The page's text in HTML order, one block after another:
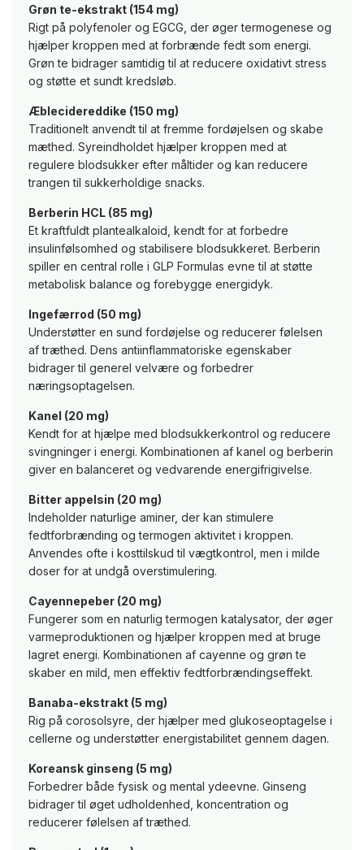
Grøn te-ekstrakt (154 mg)
Rigt på polyfenoler og EGCG, der øger termogenese og
hjælper kroppen med at forbrænde fedt som energi.
Grøn te bidrager samtidig til at reducere oxidativt stress
og støtte et sundt kredsløb.
Æblecidereddike (150 mg)
Traditionelt anvendt til at fremme fordøjelsen og skabe
mæthed. Syreindholdet hjælper kroppen med at
regulere blodsukker efter måltider og kan reducere
trangen til sukkerholdige snacks.
Berberin HCL (85 mg)
Et kraftfuldt plantealkaloid, kendt for at forbedre
insulinfølsomhed og stabilisere blodsukkeret. Berberin
spiller en central rolle i GLP Formulas evne til at støtte
metabolisk balance og forebygge energidyk.
Ingefærrod (50 mg)
Understøtter en sund fordøjelse og reducerer følelsen
af træthed. Dens antiinflammatoriske egenskaber
bidrager til generel velvære og forbedrer
næringsoptagelsen.
Kanel (20 mg)
Kendt for at hjælpe med blodsukkerkontrol og reducere
svingninger i energi. Kombinationen af kanel og berberin
giver en balanceret og vedvarende energifrigivelse.
Bitter appelsin (20 mg)
Indeholder naturlige aminer, der kan stimulere
fedtforbrænding og termogen aktivitet i kroppen.
Anvendes ofte i kosttilskud til vægtkontrol, men i milde
doser for at undgå overstimulering.
Cayennepeber (20 mg)
Fungerer som en naturlig termogen katalysator, der øger
varmeproduktionen og hjælper kroppen med at bruge
lagret energi. Kombinationen af cayenne og grøn te
skaber en mild, men effektiv fedtforbrændingseffekt.
Banaba-ekstrakt (5 mg)
Rig på corosolsyre, der hjælper med glukoseoptagelse i
cellerne og understøtter energistabilitet gennem dagen.
Koreansk ginseng (5 mg)
Forbedrer både fysisk og mental ydeevne. Ginseng
bidrager til øget udholdenhed, koncentration og
reducerer følelsen af træthed.